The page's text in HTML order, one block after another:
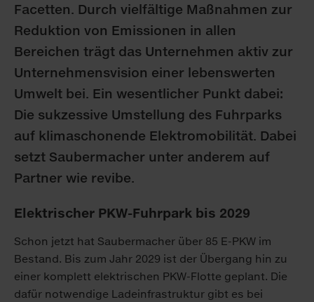
Facetten. Durch vielfältige Maßnahmen zur
Reduktion von Emissionen in allen
Bereichen trägt das Unternehmen aktiv zur
Unternehmensvision einer lebenswerten
Umwelt bei. Ein wesentlicher Punkt dabei:
Die sukzessive Umstellung des Fuhrparks
auf klimaschonende Elektromobilität. Dabei
setzt Saubermacher unter anderem auf
Partner wie revibe.
Elektrischer PKW-Fuhrpark bis 2029
Schon jetzt hat Saubermacher über 85 E-PKW im
Bestand. Bis zum Jahr 2029 ist der Übergang hin zu
einer komplett elektrischen PKW-Flotte geplant. Die
dafür notwendige Ladeinfrastruktur gibt es bei